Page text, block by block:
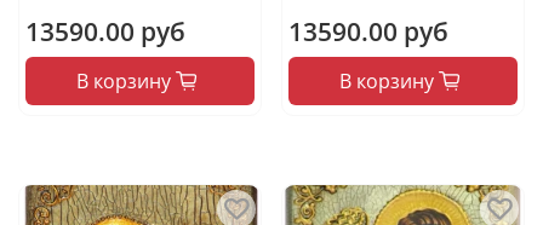
13590.00 руб
В корзину
13590.00 руб
В корзину